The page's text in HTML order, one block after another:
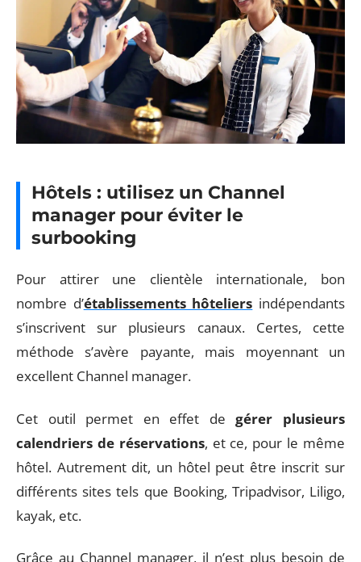
Hôtels : utilisez un Channel
manager pour éviter le
surbooking
Pour attirer une clientèle internationale, bon
nombre d’établissements hôteliers indépendants
s’inscrivent sur plusieurs canaux. Certes, cette
méthode s’avère payante, mais moyennant un
excellent Channel manager.
Cet outil permet en effet degérer plusieurs
calendriers de réservations, et ce, pour le même
hôtel. Autrement dit, un hôtel peut être inscrit sur
différents sites tels que Booking, Tripadvisor, Liligo,
kayak, etc.
Grâce au Channel manager, il n’est plus besoin de